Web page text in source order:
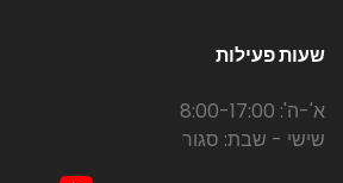
שעות פעילות
א'-ה': 8:00-17:00
שישי - שבת: סגור